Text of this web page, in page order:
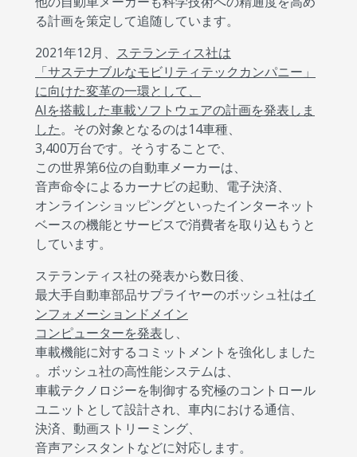
る計画を策定して追随しています。
2021年12月、 ステランティス社は
「サステナブルなモビリティテックカンパニー」
に向けた変革の一環として、
AIを搭載した車載ソフトウェアの計画を発表しま
した。その対象となるのは14車種、
3,400万台です。そうすることで、
この世界第6位の自動車メーカーは、
音声命令によるカーナビの起動、電子決済、
オンラインショッピングといったインターネット
ベースの機能とサービスで消費者を取り込もうと
しています。
ステランティス社の発表から数日後、
最大手自動車部品サプライヤーのボッシュ社はイ
ンフォメーションドメイン
コンピューターを発表し、
車載機能に対するコミットメントを強化しました
。ボッシュ社の高性能システムは、
車載テクノロジーを制御する究極のコントロール
ユニットとして設計され、車内における通信、
決済、動画ストリーミング、
音声アシスタントなどに対応します。